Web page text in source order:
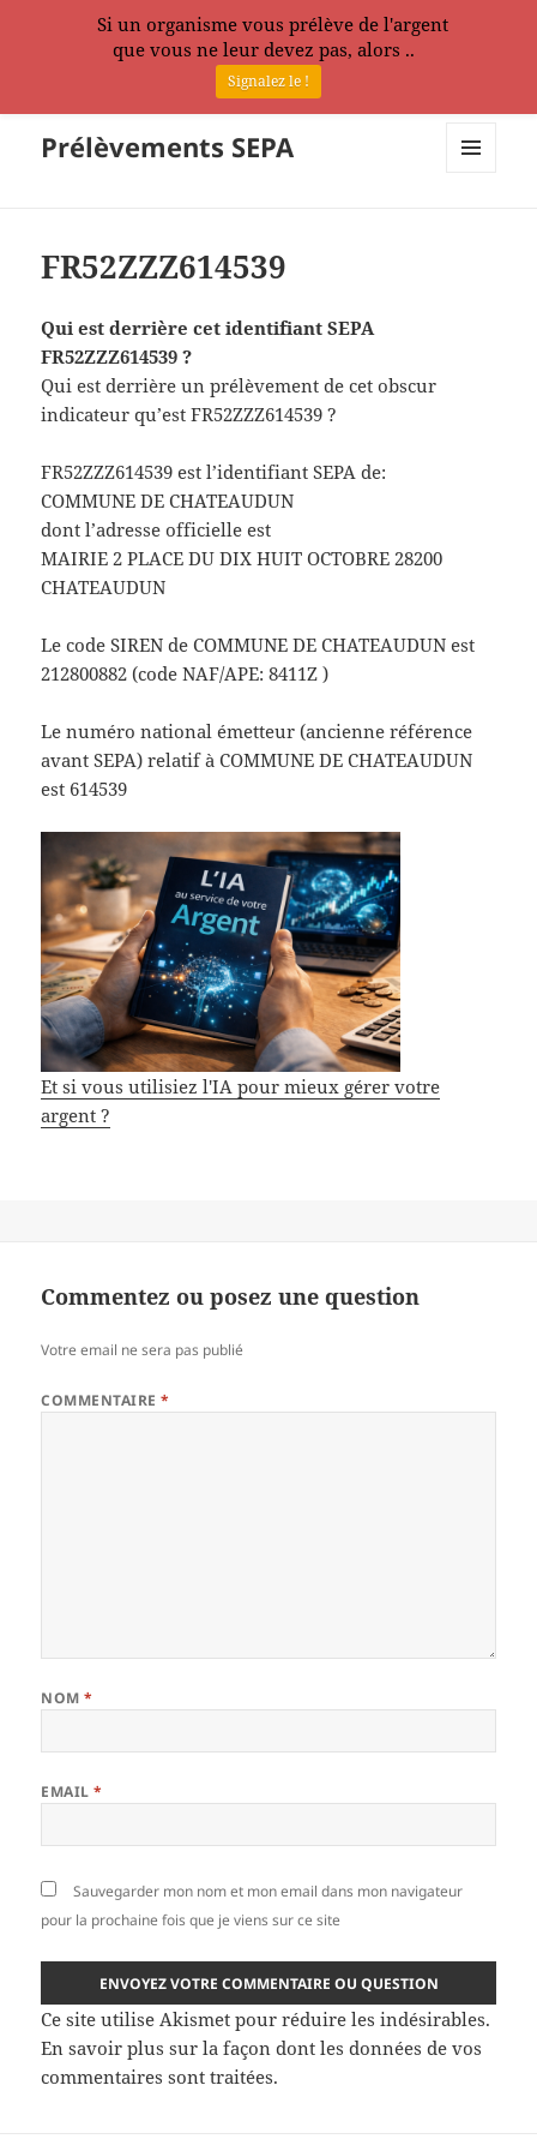
Prélèvements SEPA
FR52ZZZ614539
Qui est derrière cet identifiant SEPA
FR52ZZZ614539 ?
Qui est derrière un prélèvement de cet obscur
indicateur qu’est FR52ZZZ614539 ?
FR52ZZZ614539 est l’identifiant SEPA de:
COMMUNE DE CHATEAUDUN
dont l’adresse officielle est
MAIRIE 2 PLACE DU DIX HUIT OCTOBRE 28200
CHATEAUDUN
Le code SIREN de COMMUNE DE CHATEAUDUN est
212800882 (code NAF/APE: 8411Z )
Le numéro national émetteur (ancienne référence
avant SEPA) relatif à COMMUNE DE CHATEAUDUN
est 614539
Et si vous utilisiez l'IA pour mieux gérer votre
argent ?
Commentez ou posez une question
Votre email ne sera pas publié
COMMENTAIRE*
NOM*
EMAIL*
Sauvegarder mon nom et mon email dans mon navigateur
pour la prochaine fois que je viens sur ce site
Ce site utilise Akismet pour réduire les indésirables.
En savoir plus sur la façon dont les données de vos
commentaires sont traitées.
Si un organisme vous prélève de l'argent
que vous ne leur devez pas, alors ..
Signalez le !